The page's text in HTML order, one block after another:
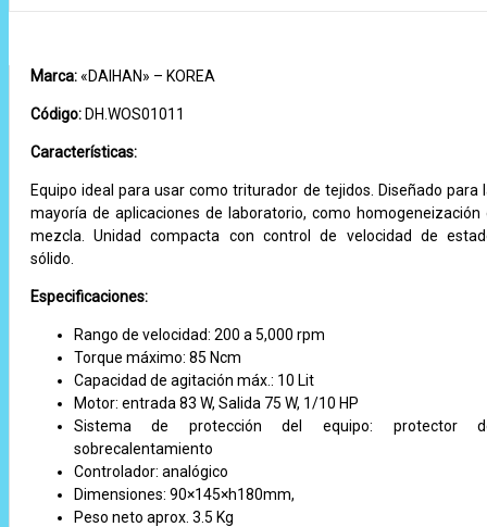
Marca:«DAIHAN» – KOREA
Código:DH.WOS01011
Características:
Equipo ideal para usar como triturador de tejidos. Diseñado para
mayoría de aplicaciones de laboratorio, como homogeneización
mezcla. Unidad compacta con control de velocidad de
sólido.
Especificaciones:
Rango de velocidad: 200 a 5,000 rpm
Torque máximo: 85 Ncm
Capacidad de agitación máx.: 10 Lit
Motor: entrada 83 W, Salida 75 W, 1/10 HP
Sistema de protección del equipo: protector
sobrecalentamiento
Controlador: analógico
Dimensiones: 90×145×h180mm,
Peso neto aprox. 3.5 Kg